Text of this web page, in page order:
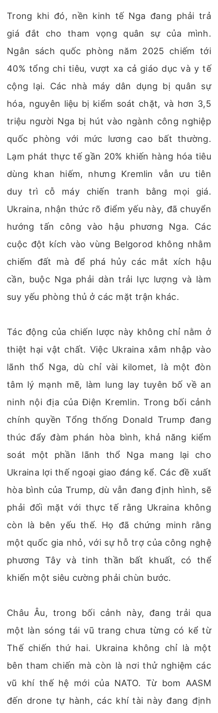
Trong khi đó, nền kinh tế Nga đang phải trả
giá đắt cho tham vọng quân sự của mình.
Ngân sách quốc phòng năm 2025 chiếm tới
40% tổng chi tiêu, vượt xa cả giáo dục và y tế
cộng lại. Các nhà máy dân dụng bị quân sự
hóa, nguyên liệu bị kiểm soát chặt, và hơn 3,5
triệu người Nga bị hút vào ngành công nghiệp
quốc phòng với mức lương cao bất thường.
Lạm phát thực tế gần 20% khiến hàng hóa tiêu
dùng khan hiếm, nhưng Kremlin vẫn ưu tiên
duy trì cỗ máy chiến tranh bằng mọi giá.
Ukraina, nhận thức rõ điểm yếu này, đã chuyển
hướng tấn công vào hậu phương Nga. Các
cuộc đột kích vào vùng Belgorod không nhằm
chiếm đất mà để phá hủy các mắt xích hậu
cần, buộc Nga phải dàn trải lực lượng và làm
suy yếu phòng thủ ở các mặt trận khác.
Tác động của chiến lược này không chỉ nằm ở
thiệt hại vật chất. Việc Ukraina xâm nhập vào
lãnh thổ Nga, dù chỉ vài kilomet, là một đòn
tâm lý mạnh mẽ, làm lung lay tuyên bố về an
ninh nội địa của Điện Kremlin. Trong bối cảnh
chính quyền Tổng thống Donald Trump đang
thúc đẩy đàm phán hòa bình, khả năng kiểm
soát một phần lãnh thổ Nga mang lại cho
Ukraina lợi thế ngoại giao đáng kể. Các đề xuất
hòa bình của Trump, dù vẫn đang định hình, sẽ
phải đối mặt với thực tế rằng Ukraina không
còn là bên yếu thế. Họ đã chứng minh rằng
một quốc gia nhỏ, với sự hỗ trợ của công nghệ
phương Tây và tinh thần bất khuất, có thể
khiến một siêu cường phải chùn bước.
Châu Âu, trong bối cảnh này, đang trải qua
một làn sóng tái vũ trang chưa từng có kể từ
Thế chiến thứ hai. Ukraina không chỉ là một
bên tham chiến mà còn là nơi thử nghiệm các
vũ khí thế hệ mới của NATO. Từ bom AASM
đến drone tự hành, các khí tài này đang định